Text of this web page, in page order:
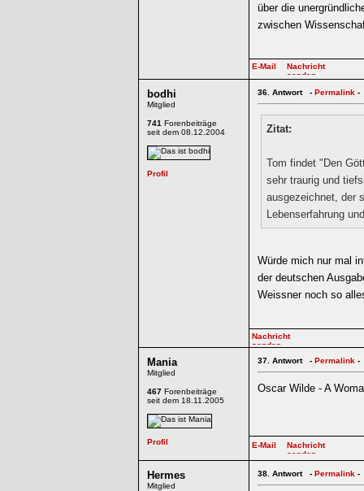
über die
zwischen
bodhi
Mitglied
741 Forenbeiträge
seit dem 08.12.2004
36. Antwort - Permalink -
Zitat:
Tom findet "Den
sehr traurig und
ausgezeichnet, der
Lebenserfahrung
Würde mich nur mal
der deutschen
Weissner noch so
Mania
Mitglied
467 Forenbeiträge
seit dem 18.11.2005
37. Antwort - Permalink -
Oscar Wilde - A
Hermes
Mitglied
38. Antwort - Permalink -